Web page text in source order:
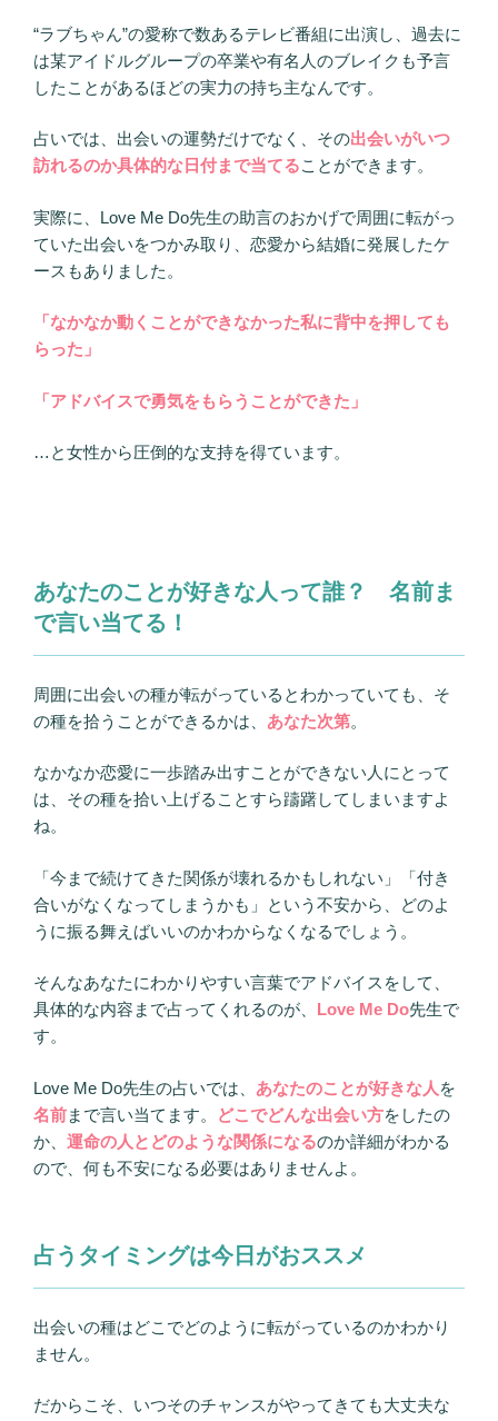
“ラブちゃん”の愛称で数あるテレビ番組に出演し、過去に
は某アイドルグループの卒業や有名人のブレイクも予言
したことがあるほどの実力の持ち主なんです。
占いでは、出会いの運勢だけでなく、その出会いがいつ
訪れるのか具体的な日付まで当てることができます。
実際に、Love Me Do先生の助言のおかげで周囲に転がっ
ていた出会いをつかみ取り、恋愛から結婚に発展したケ
ースもありました。
「なかなか動くことができなかった私に背中を押しても
らった」
「アドバイスで勇気をもらうことができた」
…と女性から圧倒的な支持を得ています。
あなたのことが好きな人って誰？ 名前ま
で言い当てる！
周囲に出会いの種が転がっているとわかっていても、そ
の種を拾うことができるかは、 あなた次第。
なかなか恋愛に一歩踏み出すことができない人にとって
は、その種を拾い上げることすら躊躇してしまいますよ
ね。
「今まで続けてきた関係が壊れるかもしれない」「付き
合いがなくなってしまうかも」という不安から、どのよ
うに振る舞えばいいのかわからなくなるでしょう。
そんなあなたにわかりやすい言葉でアドバイスをして、
具体的な内容まで占ってくれるのが、 Love Me Do先生で
す。
Love Me Do先生の占いでは、 あなたのことが好きな人 を
名前まで言い当てます。 どこでどんな出会い方をしたの
か、 運命の人とどのような関係になるのか詳細がわかる
ので、何も不安になる必要はありませんよ。
占うタイミングは今日がおススメ
出会いの種はどこでどのように転がっているのかわかり
ません。
だからこそ、いつそのチャンスがやってきても大丈夫な